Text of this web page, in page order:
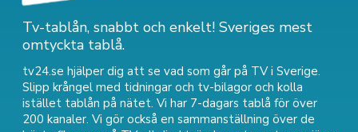
Tv-tablån, snabbt och enkelt! Sveriges mest
omtyckta tablå.
tv24.se hjälper dig att se vad som går på TV i Sverige.
Slipp krångel med tidningar och tv-bilagor och kolla
istället tablån på nätet. Vi har 7-dagars tablå för över
200 kanaler. Vi gör också en sammanställning över de